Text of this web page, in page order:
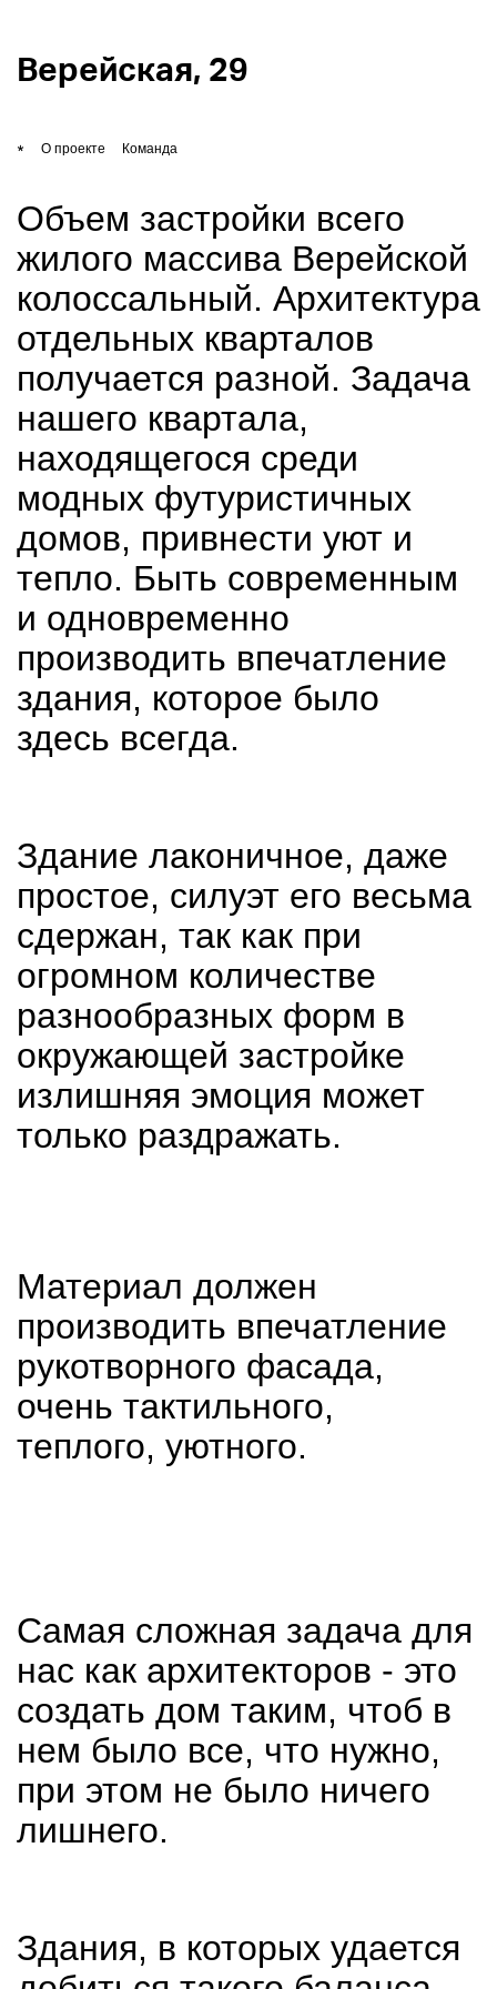
бюро
контакты
EN
Верейская, 29
О проекте Команда
Объем застройки всего
жилого массива Верейской
колоссальный. Архитектура
отдельных кварталов
получается разной. Задача
нашего квартала,
находящегося среди
модных футуристичных
домов, привнести уют и
тепло. Быть современным
и одновременно
производить впечатление
здания, которое было
здесь всегда.
Здание лаконичное, даже
простое, силуэт его весьма
сдержан, так как при
огромном количестве
разнообразных форм в
окружающей застройке
излишняя эмоция может
только раздражать.
Материал должен
производить впечатление
рукотворного фасада,
очень тактильного,
теплого, уютного.
Самая сложная задача для
нас как архитекторов - это
создать дом таким, чтоб в
нем было все, что нужно,
при этом не было ничего
лишнего.
Здания, в которых удается